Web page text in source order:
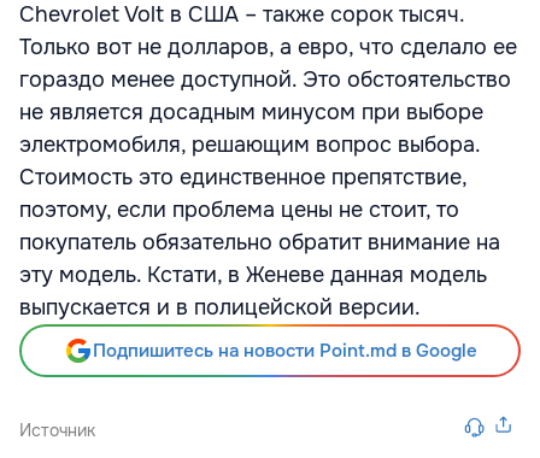
Chevrolet Volt в США – также сорок тысяч.
Только вот не долларов, а евро, что сделало ее
гораздо менее доступной. Это обстоятельство
не является досадным минусом при выборе
электромобиля, решающим вопрос выбора.
Стоимость это единственное препятствие,
поэтому, если проблема цены не стоит, то
покупатель обязательно обратит внимание на
эту модель. Кстати, в Женеве данная модель
выпускается и в полицейской версии.
Подпишитесь на новости Point.md в Google
Источник